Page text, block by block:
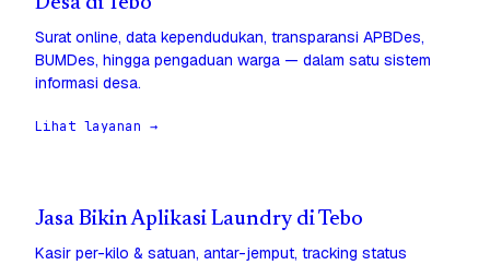
Surat online, data kependudukan, transparansi APBDes,
BUMDes, hingga pengaduan warga — dalam satu sistem
informasi desa.
Lihat layanan →
Jasa Bikin Aplikasi Laundry di Tebo
Kasir per-kilo & satuan, antar-jemput, tracking status